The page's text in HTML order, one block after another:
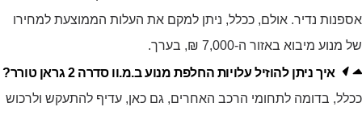
אספנות נדיר. אולם, ככלל, ניתן למקם את העלות הממוצעת למחירו
של מנוע מיבוא באזור ה-7,000 ₪, בערך.
איך ניתן להוזיל עלויות החלפת מנוע ב.מ.וו סדרה 2 גראן טורר?
ככלל, בדומה לתחומי הרכב האחרים, גם כאן, עדיף להתעקש ולרכוש